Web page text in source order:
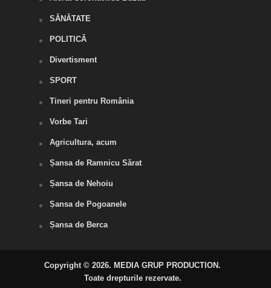
SĂNĂTATE
POLITICĂ
Divertisment
SPORT
Tineri pentru România
Vorbe Tari
Agricultura, acum
Șansa de Ramnicu Sărat
Șansa de Nehoiu
Șansa de Pogoanele
Șansa de Berca
Copyright © 2026. MEDIA GRUP PRODUCTION.
Toate drepturile rezervate.